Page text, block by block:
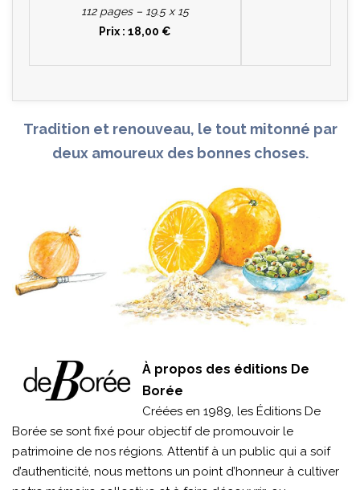
112 pages – 19.5 x 15
Prix : 18,00 €
Tradition et renouveau, le tout mitonné par
deux amoureux des bonnes choses.
À propos des éditions De
Borée
Créées en 1989, les Éditions De
Borée se sont fixé pour objectif de promouvoir le
patrimoine de nos régions. Attentif à un public qui a soif
d’authenticité, nous mettons un point d’honneur à cultiver